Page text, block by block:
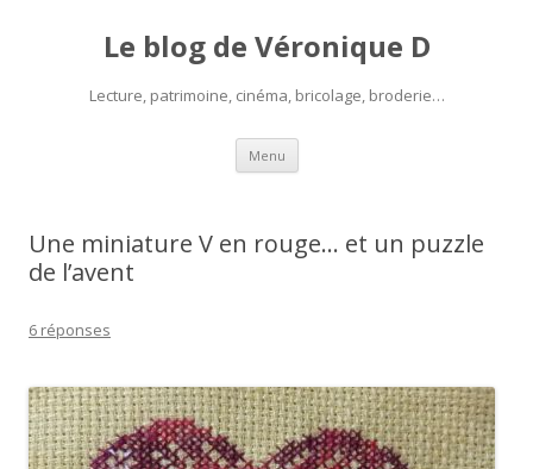
Le blog de Véronique D
Lecture, patrimoine, cinéma, bricolage, broderie…
Menu Aller
contenu
Une miniature V en rouge… et un puzzle
de l’avent
6 réponses